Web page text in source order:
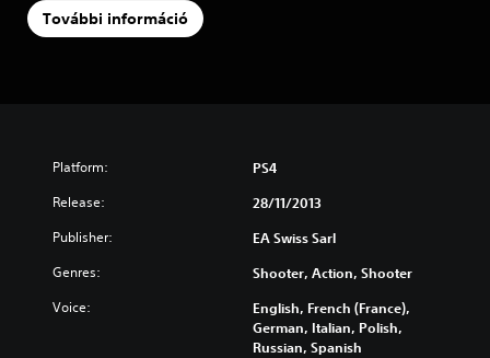
További információ
Platform: PS4
Release: 28/11/2013
Publisher: EA Swiss Sarl
Genres: Shooter, Action, Shooter
Voice:
English, French (France),
German, Italian, Polish,
Russian, Spanish